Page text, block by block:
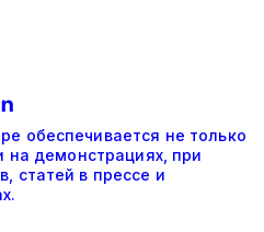
обеспечивается не только
на демонстрациях, при
статей в прессе и